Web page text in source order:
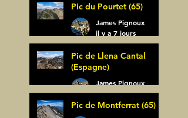
Pic du Pourtet (65)
James Pignoux
il y a 7 jours
Pic de Llena Cantal
(Espagne)
James Pignoux
30 juil.
Pic de Montferrat (65)